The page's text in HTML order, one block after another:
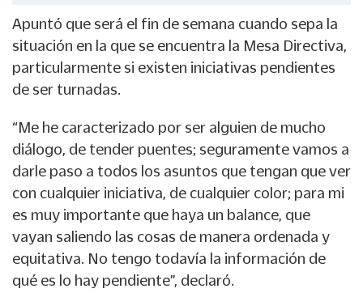
Apuntó que será el fin de semana cuando sepa la
situación en la que se encuentra la Mesa Directiva,
particularmente si existen iniciativas pendientes
de ser turnadas.
“Me he caracterizado por ser alguien de mucho
diálogo, de tender puentes; seguramente vamos a
darle paso a todos los asuntos que tengan que ver
con cualquier iniciativa, de cualquier color; para mi
es muy importante que haya un balance, que
vayan saliendo las cosas de manera ordenada y
equitativa. No tengo todavía la información de
qué es lo hay pendiente”, declaró.